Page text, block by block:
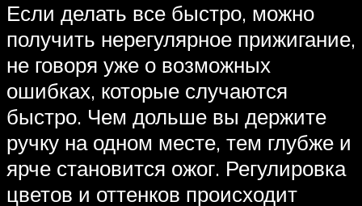
Если делать все быстро, можно
получить нерегулярное прижигание,
не говоря уже о возможных
ошибках, которые случаются
быстро. Чем дольше вы держите
ручку на одном месте, тем глубже и
ярче становится ожог. Регулировка
цветов и оттенков происходит